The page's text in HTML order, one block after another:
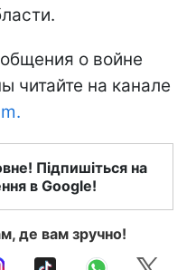
о войне
читайте на канале
Підпишіться на
в Google!
де вам зручно!